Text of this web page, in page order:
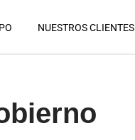
NUESTROS CLIENTES